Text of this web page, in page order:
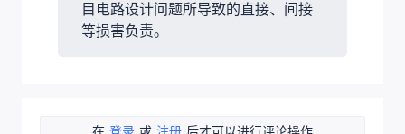
目电路设计问题所导致的直接、间接
等损害负责。
在 登录 或 注册 后才可以进行评论操作